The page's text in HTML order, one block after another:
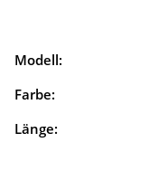
Modell:
Farbe:
Länge: